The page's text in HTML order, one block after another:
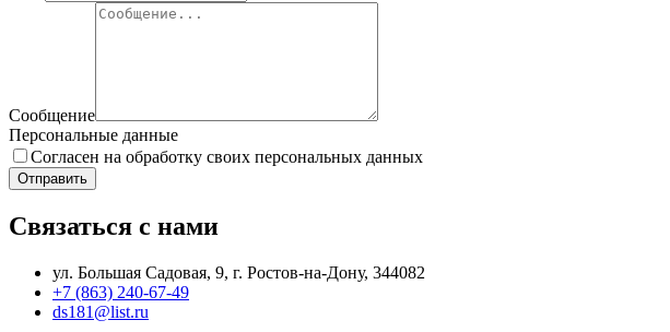
Сообщение
Персональные данные
Согласен на обработку своих персональных данных
Отправить
Связаться с нами
ул. Большая Садовая, 9, г. Ростов-на-Дону, 344082
+7 (863) 240-67-49
ds181@list.ru